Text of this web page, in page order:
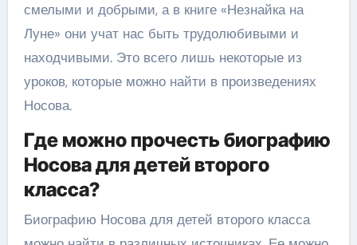
смелыми и добрыми, а в книге «Незнайка на
Луне» они учат нас быть трудолюбивыми и
находчивыми. Это всего лишь некоторые из
уроков, которые можно найти в произведениях
Носова.
Где можно прочесть биографию
Носова для детей второго
класса?
Биографию Носова для детей второго класса